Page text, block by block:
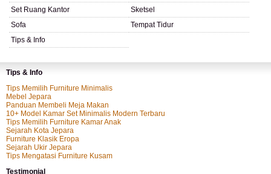
Set Ruang Kantor
Sketsel
Sofa
Tempat Tidur
Tips & Info
Tips & Info
Tips Memilih Furniture Minimalis
Mebel Jepara
Panduan Membeli Meja Makan
10+ Model Kamar Set Minimalis Modern Terbaru
Tips Memilih Furniture Kamar Anak
Sejarah Kota Jepara
Furniture Klasik Eropa
Sejarah Ukir Jepara
Tips Mengatasi Furniture Kusam
Testimonial